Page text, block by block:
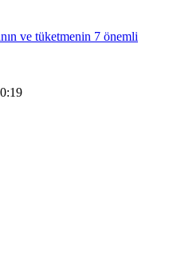
ve tüketmenin 7 önemli